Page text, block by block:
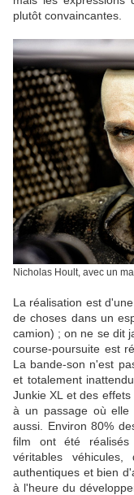
plutôt convaincantes.
Nicholas Hoult, avec un
La réalisation est
de choses dans un
camion) ; on ne se dit
course-poursuite est
La bande-son n'est
et totalement
Junkie XL et des
à un passage où
aussi. Environ 80%
film ont été réalisés
véritables
authentiques et bien
à l'heure du